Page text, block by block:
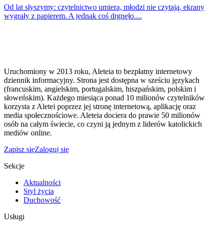
Od lat słyszymy: czytelnictwo umiera, młodzi nie czytają, ekrany
wygrały z papierem. A jednak coś drgnęło....
Uruchomiony w 2013 roku, Aleteia to bezpłatny internetowy
dziennik informacyjny. Strona jest dostępna w sześciu językach
(francuskim, angielskim, portugalskim, hiszpańskim, polskim i
słoweńskim). Każdego miesiąca ponad 10 milionów czytelników
korzysta z Aletei poprzez jej stronę internetową, aplikację oraz
media społecznościowe. Aleteia dociera do prawie 50 milionów
osób na całym świecie, co czyni ją jednym z liderów katolickich
mediów online.
Zapisz sięZaloguj się
Sekcje
Aktualności
Styl życia
Duchowość
Usługi